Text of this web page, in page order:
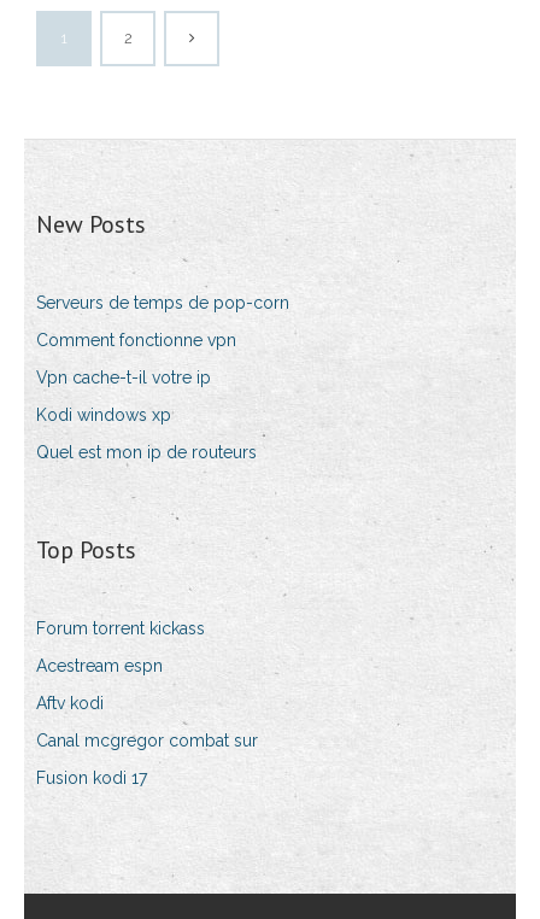
1 2
New Posts
Serveurs de temps de pop-corn
Comment fonctionne vpn
Vpn cache-t-il votre ip
Kodi windows xp
Quel est mon ip de routeurs
Top Posts
Forum torrent kickass
Acestream espn
Aftv kodi
Canal mcgregor combat sur
Fusion kodi 17